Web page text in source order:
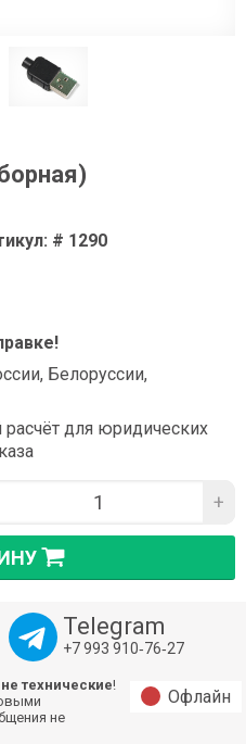
# 1290
Белоруссии,
для юридических
+
Telegram
+7 993 910‑76‑27
не технические!
не
Офлайн